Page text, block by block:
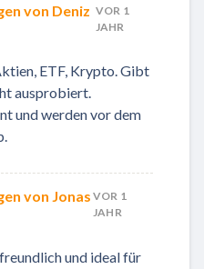
von Deniz VOR 1
JAHR
ETF, Krypto. Gibt
ausprobiert.
und werden vor dem
von Jonas VOR 1
JAHR
und ideal für